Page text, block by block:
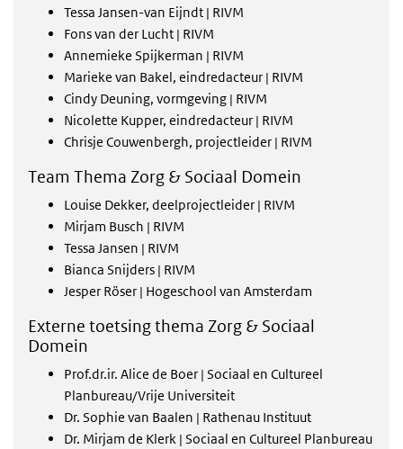
Tessa Jansen-van Eijndt | RIVM
Fons van der Lucht | RIVM
Annemieke Spijkerman | RIVM
Marieke van Bakel, eindredacteur | RIVM
Cindy Deuning, vormgeving | RIVM
Nicolette Kupper, eindredacteur | RIVM
Chrisje Couwenbergh, projectleider | RIVM
Team Thema Zorg & Sociaal Domein
Louise Dekker, deelprojectleider | RIVM
Mirjam Busch | RIVM
Tessa Jansen | RIVM
Bianca Snijders | RIVM
Jesper Röser | Hogeschool van Amsterdam
Externe toetsing thema Zorg & Sociaal
Domein
Prof.dr.ir. Alice de Boer | Sociaal en Cultureel
Planbureau/Vrije Universiteit
Dr. Sophie van Baalen | Rathenau Instituut
Dr. Mirjam de Klerk | Sociaal en Cultureel Planbureau